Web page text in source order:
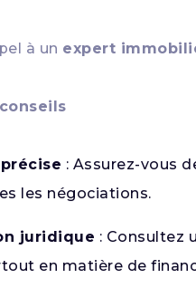
à un expert
: Assurez-vous
les négociations.
juridique : Consultez
en matière de